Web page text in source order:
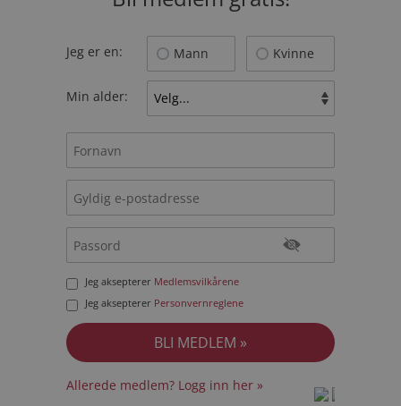
Jeg er en: Mann Kvinne
Min alder:
Jeg aksepterer Medlemsvilkårene
Jeg aksepterer Personvernreglene
Allerede medlem? Logg inn her »